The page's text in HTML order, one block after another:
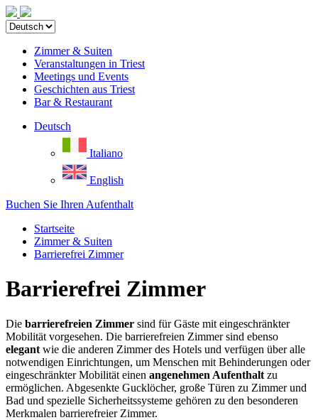
Zimmer & Suiten
Veranstaltungen in Triest
Meetings und Events
Geschichten aus Triest
Bar & Restaurant
Deutsch
Italiano
English
Buchen Sie Ihren Aufenthalt
Startseite
Zimmer & Suiten
Barrierefrei Zimmer
Barrierefrei Zimmer
Die barrierefreien Zimmer sind für Gäste mit eingeschränkter
Mobilität vorgesehen. Die barrierefreien Zimmer sind ebenso
elegant wie die anderen Zimmer des Hotels und verfügen über alle
notwendigen Einrichtungen, um Menschen mit Behinderungen oder
eingeschränkter Mobilität einen angenehmen Aufenthalt zu
ermöglichen. Abgesenkte Gucklöcher, große Türen zu Zimmer und
Bad und spezielle Sicherheitssysteme gehören zu den besonderen
Merkmalen barrierefreier Zimmer.